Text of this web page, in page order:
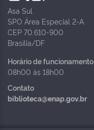
Asa Sul
SPO Área Especial 2-A
CEP 70.610-900
Brasília/DF
Horário de funcionamento
08h00 às 18h00
Contato
biblioteca@enap.gov.br